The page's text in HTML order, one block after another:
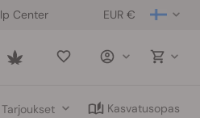
EUR €
Center
Saved
Tarjoukset Kasvatusopas